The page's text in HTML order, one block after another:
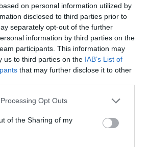
on personal information utilized by
disclosed to third parties prior to
separately opt-out of the further
information by third parties on the
participants. This information may
us to third parties on the IAB’s List of
that may further disclose it to other
website/app uses one or more Google
or usage behaviour. You may click to
to Google and its third-party tags to
specified purposes in below Google
Opt Outs
of the Sharing of my
άρθρα
Μουσικού Συλλόγου Άνδρου τίμησε